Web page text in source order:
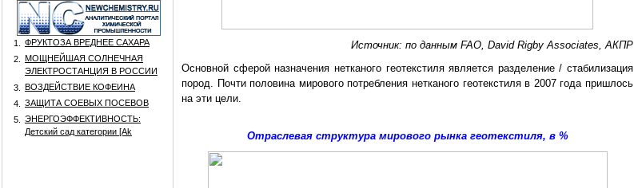
1.
ФРУКТОЗА ВРЕДНЕЕ САХАРА
2.
МОЩНЕЙШАЯ СОЛНЕЧНАЯ
ЭЛЕКТРОСТАНЦИЯ В РОССИИ
3.
ВОЗДЕЙСТВИЕ КОФЕИНА
4.
ЗАЩИТА СОЕВЫХ ПОСЕВОВ
5.
ЭНЕРГОЭФФЕКТИВНОСТЬ:
Детский сад категории [Аk
Источник: по данным FAO, David Rigby Associates, АКПР
Основной сферой назначения нетканого геотекстиля является разделение / стабилизация
пород. Почти половина мирового потребления нетканого геотекстиля в 2007 года пришлось
на эти цели.
Отраслевая структура мирового рынка геотекстиля, в %